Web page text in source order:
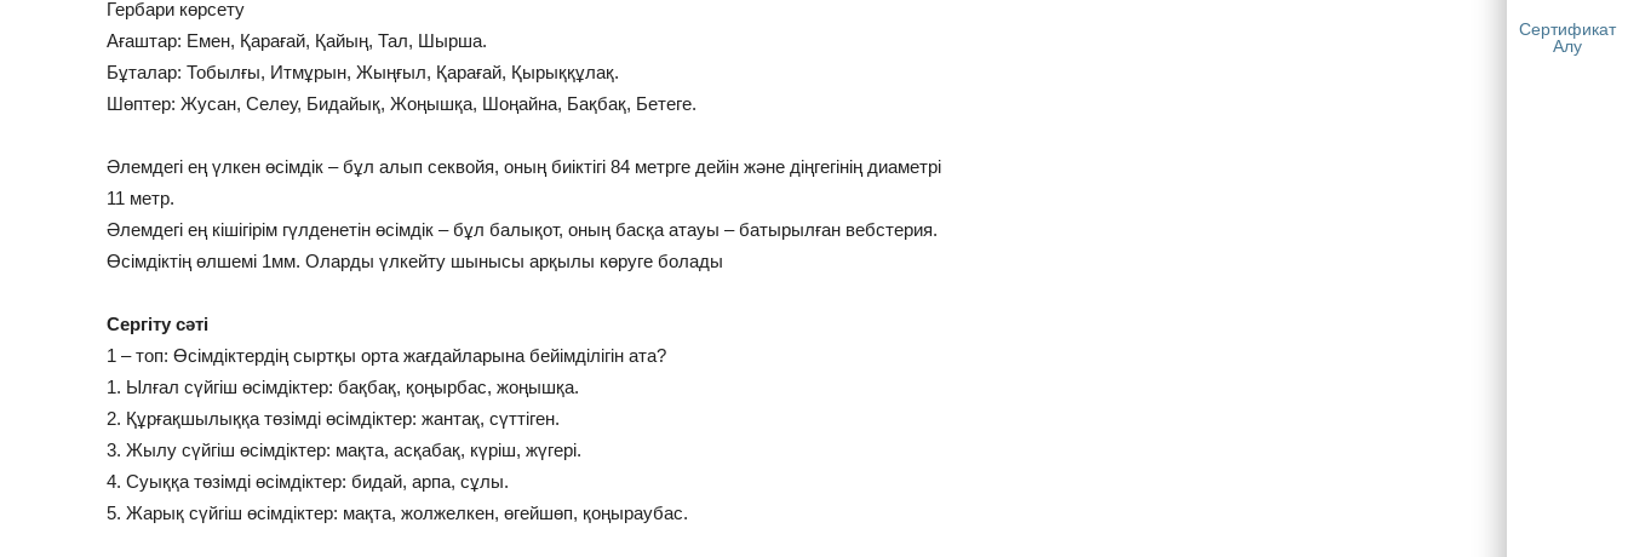
Сертификат
Алу
Гербари көрсету
Ағаштар: Емен, Қарағай, Қайың, Тал, Шырша.
Бұталар: Тобылғы, Итмұрын, Жыңғыл, Қарағай, Қырыққұлақ.
Шөптер: Жусан, Селеу, Бидайық, Жоңышқа, Шоңайна, Бақбақ, Бетеге.
Әлемдегі ең үлкен өсімдік – бұл алып секвойя, оның биіктігі 84 метрге дейін және діңгегінің диаметрі
11 метр.
Әлемдегі ең кішігірім гүлденетін өсімдік – бұл балықот, оның басқа атауы – батырылған вебстерия.
Өсімдіктің өлшемі 1мм. Оларды үлкейту шынысы арқылы көруге болады
Сергіту сәті
1 – топ: Өсімдіктердің сыртқы орта жағдайларына бейімділігін ата?
1. Ылғал сүйгіш өсімдіктер: бақбақ, қоңырбас, жоңышқа.
2. Құрғақшылыққа төзімді өсімдіктер: жантақ, сүттіген.
3. Жылу сүйгіш өсімдіктер: мақта, асқабақ, күріш, жүгері.
4. Суыққа төзімді өсімдіктер: бидай, арпа, сұлы.
5. Жарық сүйгіш өсімдіктер: мақта, жолжелкен, өгейшөп, қоңыраубас.